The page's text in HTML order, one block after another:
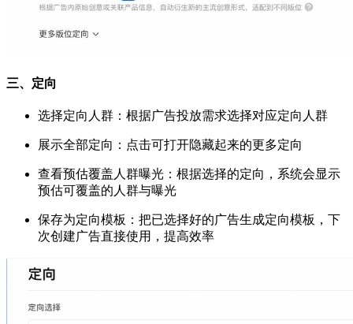
三、定向
选择定向人群：根据广告投放需求选择对应定向人群
展示全部定向：点击可打开隐藏起来的更多定向
查看预估覆盖人群曝光：根据选择的定向，系统会显示
预估可覆盖的人群与曝光
保存为定向模板：把已选择好的广告生成定向模板，下
次创建广告直接使用，提高效率